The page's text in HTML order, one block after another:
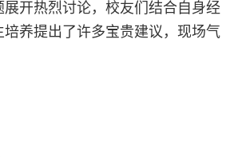
开热烈讨论，校友们结合自身经
养提出了许多宝贵建议，现场气